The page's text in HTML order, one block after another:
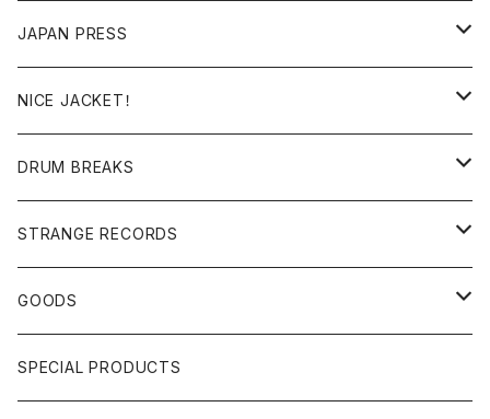
RE-EDIT/DJ TOOLS
MIXCD
日本語ラップ
JAPANESE DJ
MIXTAPE
JAPAN PRESS
LP(+ OBI)
7"/12"
NICE JACKET！
DONUTS 45
GIRLS
HIPHOP CLASSIC GALLERY
日本語ラップ CLASSIC GALLERY
DRUM BREAKS
US/UK/OTHERS
JAPANESE
STRANGE RECORDS
DRUM DRUM DRUM/KARAOKE
パチソン/AUDIO CHECK/LIBRARY
GOODS
BOOK
SPECIAL PRODUCTS